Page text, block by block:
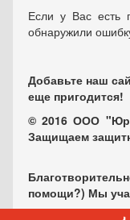
Если у Вас есть
обнаружили
Добавьте наш
еще пригодится!
© 2016 ООО
Защищаем
помощи?) Мы